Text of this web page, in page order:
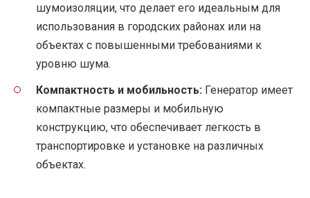
шумоизоляции, что делает его идеальным для
использования в городских районах или на
объектах с повышенными требованиями к
уровню шума.
Компактность и мобильность: Генератор имеет
компактные размеры и мобильную
конструкцию, что обеспечивает легкость в
транспортировке и установке на различных
объектах.